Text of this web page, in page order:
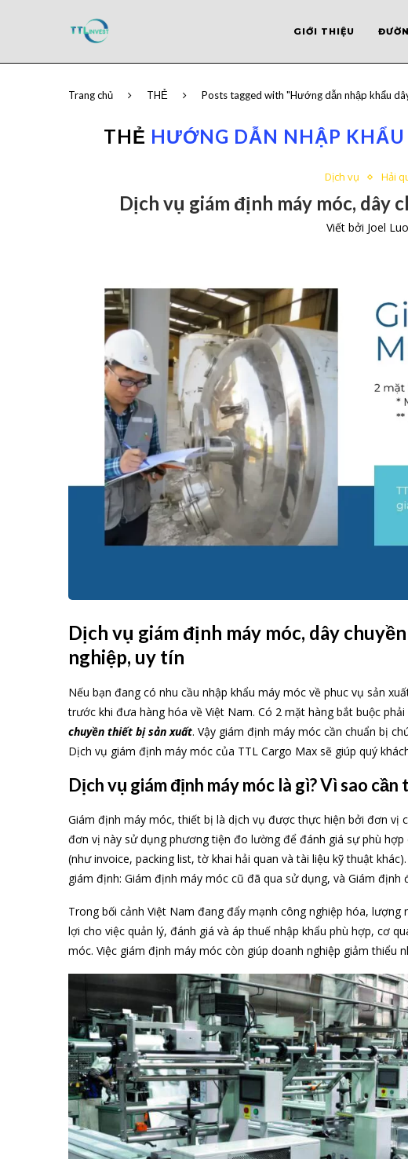
GIỚI THIỆU
Trang chủ THẺ Posts tagged with "Hướng dẫn nhập khẩu
THẺ HƯỚNG DẪN NHẬP
Dịch vụ Hải
Dịch vụ giám định máy móc, dây
Viết bởi Joel
Dịch vụ giám định máy móc, dây
nghiệp, uy tín
Nếu bạn đang có nhu cầu nhập khẩu máy móc về phuc vụ sản
trước khi đưa hàng hóa về Việt Nam. Có 2 mặt hàng bắt buộc
chuyền thiết bị sản xuất. Vậy giám định máy móc cần chuẩn bị
Dịch vụ giám định máy móc của TTL Cargo Max sẽ giúp quý
Dịch vụ giám định máy móc là gì? Vì sao cần
Giám định máy móc, thiết bị là dịch vụ được thực hiện bởi đơn vị
đơn vị này sử dụng phương tiện đo lường để đánh giá sự phù
(như invoice, packing list, tờ khai hải quan và tài liệu kỹ thuật
giám định: Giám định máy móc cũ đã qua sử dụng, và Giám định
Trong bối cảnh Việt Nam đang đẩy mạnh công nghiệp hóa,
lợi cho việc quản lý, đánh giá và áp thuế nhập khẩu phù hợp, cơ
móc. Việc giám định máy móc còn giúp doanh nghiệp giảm thiểu